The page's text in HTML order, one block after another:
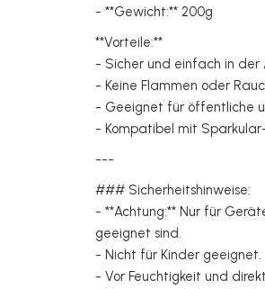
- **Gewicht:** 200g
**Vorteile:**
- Sicher und einfach in der
- Keine Flammen oder
- Geeignet für öffentliche
- Kompatibel mit
---
### Sicherheitshinweise:
- **Achtung:** Nur für
geeignet sind.
- Nicht für Kinder geeignet.
- Vor Feuchtigkeit und